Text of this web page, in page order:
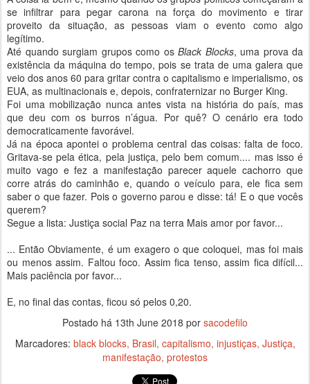
se infiltrar para pegar carona na força do movimento e tirar
proveito da situação, as pessoas viam o evento como algo
legítimo.
Até quando surgiam grupos como os Black Blocks, uma prova da
existência da máquina do tempo, pois se trata de uma galera que
veio dos anos 60 para gritar contra o capitalismo e imperialismo, os
EUA, as multinacionais e, depois, confraternizar no Burger King.
Foi uma mobilização nunca antes vista na história do país, mas
que deu com os burros n’água. Por quê? O cenário era todo
democraticamente favorável.
Já na época apontei o problema central das coisas: falta de foco.
Gritava-se pela ética, pela justiça, pelo bem comum.... mas isso é
muito vago e fez a manifestação parecer aquele cachorro que
corre atrás do caminhão e, quando o veículo para, ele fica sem
saber o que fazer. Pois o governo parou e disse: tá! E o que vocês
querem?
Segue a lista: Justiça social Paz na terra Mais amor por favor...
... Então Obviamente, é um exagero o que coloquei, mas foi mais
ou menos assim. Faltou foco. Assim fica tenso, assim fica difícil...
Mais paciência por favor...
E, no final das contas, ficou só pelos 0,20.
Postado há 13th June 2018 por sacodefilo
Marcadores: black blocks Brasil capitalismo injustiças Justiça
manifestação protestos